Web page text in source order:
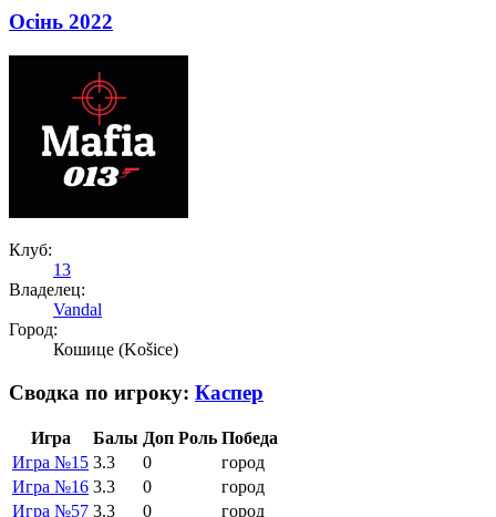
Осінь 2022
Клуб:
13
Владелец:
Vandal
Город:
Кошице (Košice)
Сводка по игроку: Каспер
Игра Балы Доп Роль Победа
Игра №15 3.3 0
город
Игра №16 3.3 0
город
Игра №57 3.3 0 город